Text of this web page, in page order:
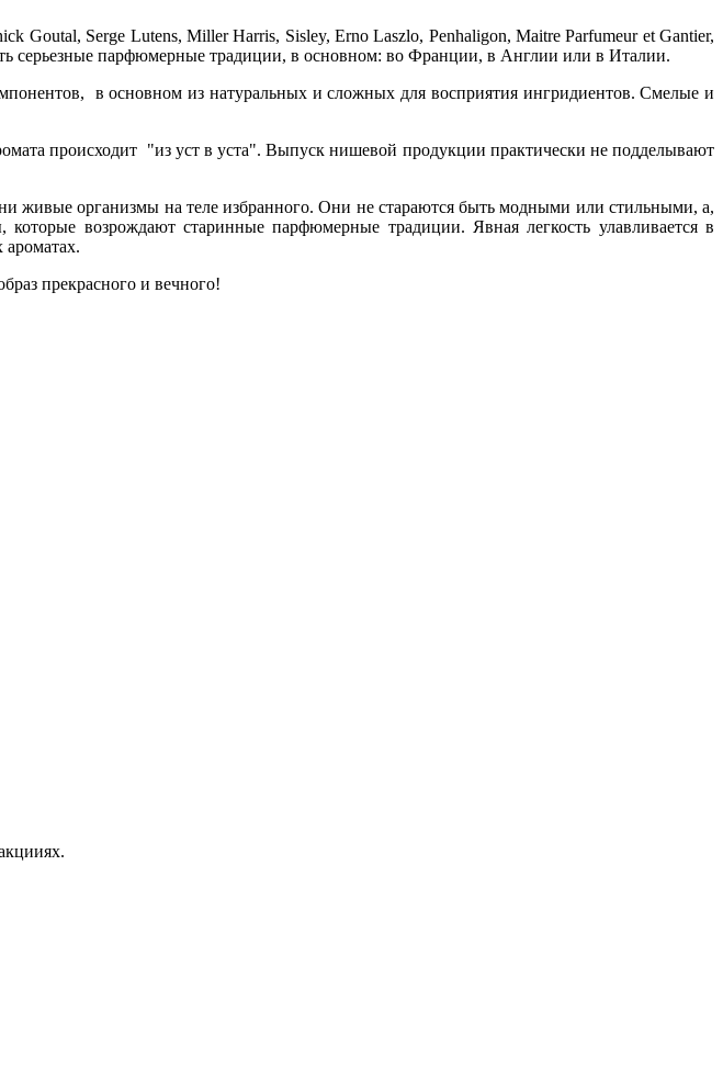
Goutal, Serge Lutens, Miller Harris, Sisley, Erno Laszlo, Penhaligon, Maitre Parfumeur et Gantier,
серьезные парфюмерные традиции, в основном: во Франции, в Англии или в Италии.
в основном из натуральных и сложных для восприятия ингридиентов. Смелые и
происходит "из уст в уста". Выпуск нишевой продукции практически не подделывают
живые организмы на теле избранного. Они не стараются быть модными или стильными, а,
возрождают старинные парфюмерные традиции. Явная легкость улавливается в
прекрасного и вечного!